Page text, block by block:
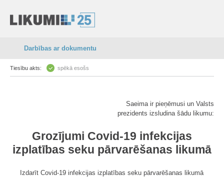
Darbības ar dokumentu
Tiesību akts: spēkā esošs
Saeima ir pieņēmusi un Valsts
prezidents izsludina šādu likumu:
Grozījumi Covid-19 infekcijas
izplatības seku pārvarēšanas likumā
Izdarīt Covid-19 infekcijas izplatības seku pārvarēšanas likumā